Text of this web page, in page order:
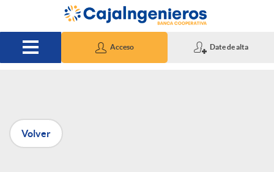
Saltar al contenido principal
Acceso Date de alta
P
u
Volver